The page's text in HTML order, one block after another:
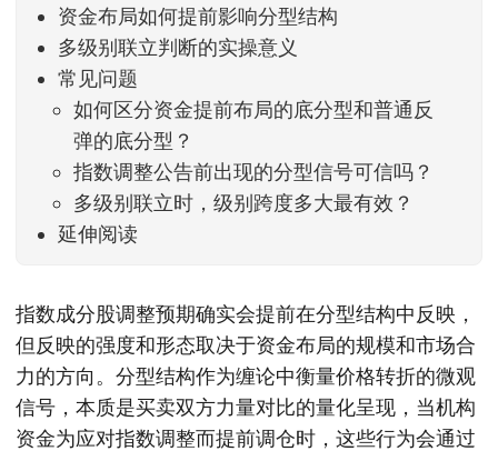
去相差不大，但细看下来，跌幅超过3%的只有不到
资金布局如何提前影响分型结构
多级别联立判断的实操意义
常见问题
如何区分资金提前布局的底分型和普通反
弹的底分型？
指数调整公告前出现的分型信号可信吗？
多级别联立时，级别跨度多大最有效？
延伸阅读
指数成分股调整预期确实会提前在分型结构中反映，
但反映的强度和形态取决于资金布局的规模和市场合
力的方向。分型结构作为缠论中衡量价格转折的微观
信号，本质是买卖双方力量对比的量化呈现，当机构
资金为应对指数调整而提前调仓时，这些行为会通过